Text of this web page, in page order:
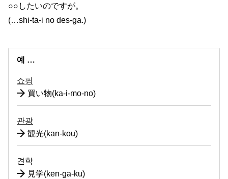
○○したいのですが。
(…shi-ta-i no des-ga.)
예 …
쇼핑
買い物(ka-i-mo-no)
관광
観光(kan-kou)
견학
見学(ken-ga-ku)